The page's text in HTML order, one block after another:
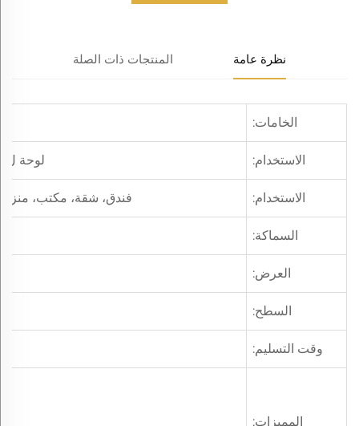
نظرة عامة المنتجات ذات الصلة
الخامات:
الاستخدام: لوحة لamination Mdf، باب، دولاب، أرضية، نافذة، إلخ
الاستخدام: فندق، شقة، مكتب،
السماكة:
العرض:
السطح:
وقت التسليم:
المميزات: